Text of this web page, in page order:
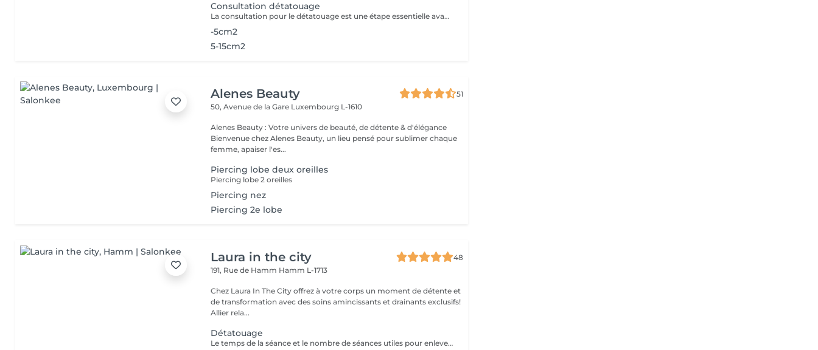
Consultation détatouage
La consultation pour le détatouage est une étape essentielle avant le traitement. Elle permet d'évaluer la taille, les couleurs et la profondeur du tatouage, ainsi que le type de peau du patient. Le professionnel explique le déroulement du traitement, le nombre de séances nécessaires et les éventuels effets secondaires. C'est aussi le moment pour poser toutes vos questions et discuter des attentes en termes de résultats
-5cm2
5-15cm2
Alenes Beauty
51
50, Avenue de la Gare Luxembourg L-1610
Alenes Beauty : Votre univers de beauté, de détente & d'élégance
Bienvenue chez Alenes Beauty, un lieu pensé pour sublimer chaque
femme, apaiser l'es...
Piercing lobe deux oreilles
Piercing lobe 2 oreilles
Piercing nez
Piercing 2e lobe
Laura in the city
48
191, Rue de Hamm Hamm L-1713
Chez Laura In The City offrez à votre corps un moment de détente et
de transformation avec des soins amincissants et drainants exclusifs!
Allier rela...
Détatouage
Le temps de la séance et le nombre de séances utiles pour enlever le tatouage sont variables Le détatouage laser est une technique efficace qui fragmente les pigments d'encre sous la peau à l'aide de faisceaux de lumière, permettant ainsi au système immunitaire de les éliminer progressivement. Le processus nécessite généralement plusieurs séances, et son efficacité dépend de divers facteurs. Comment ça marche ? Le laser cible les particules d'encre et les chauffe pour les fragmenter en morceaux plus petits. Ces fragments sont ensuite naturellement évacués par le corps. Différents types de lasers, tels que le laser Picosure ou le laser Q-Switched, sont utilisés pour traiter efficacement différentes couleurs et profondeurs d'encre. Ce qu'il faut savoir Nombre de séances Le nombre de séances varie considérablement. Un tatouage amateur peut nécessiter 3 à 5 séances, tandis qu'un tatouage professionnel peut en exiger 4 à 12, voire plus, pour une disparition complète. Résultats progressifs L'éclaircissement de l'encre est visible après chaque séance, mais le tatouage complet s'estompe progressivement au fil du temps.